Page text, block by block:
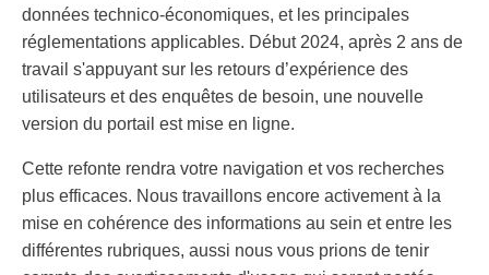
données technico-économiques, et les principales
réglementations applicables. Début 2024, après 2 ans de
travail s'appuyant sur les retours d’expérience des
utilisateurs et des enquêtes de besoin, une nouvelle
version du portail est mise en ligne.
Cette refonte rendra votre navigation et vos recherches
plus efficaces. Nous travaillons encore activement à la
mise en cohérence des informations au sein et entre les
différentes rubriques, aussi nous vous prions de tenir